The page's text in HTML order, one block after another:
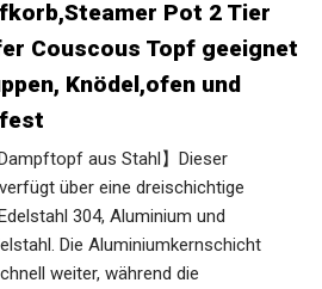
Pot 2 Tier
Couscous Topf geeignet
Knödel,ofen und
aus Stahl】Dieser
über eine dreischichtige
304, Aluminium und
Die Aluminiumkernschicht
weiter, während die